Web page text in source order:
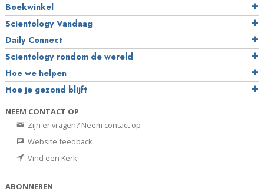
Boekwinkel
Scientology Vandaag
Daily Connect
Scientology rondom de wereld
Hoe we helpen
Hoe je gezond blijft
NEEM CONTACT OP
Zijn er vragen? Neem contact op
Website feedback
Vind een Kerk
ABONNEREN